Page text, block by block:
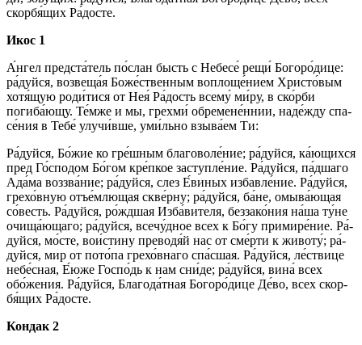
скор­бя́­щих Ра́­дос­те.
Икос 1
А́н­гел пред­ста́­тель по́с­лан бысть с Не­бе­се́ ре­щи́ Бо­го­ро́­ди­це:
ра́­дуй­ся, возвеща́я Боже́ственным воплоще́нием Хри­сто́­вым
хотя́щую роди́тися от Нея́ Ра́­дость все­му́ ми́­ру, в ско́р­би
погиба́ющу. Те́м­же и мы, грех­ми́ обремене́ннии, на­де́ж­ду спа­
се́­ния в Те­бе́ улучи́вше, уми́ль­но взы­ва́­ем Ти:
Ра́­дуй­ся, Бо́­жие ко гре́ш­ным благоволе́ние; ра́­дуй­ся, ка́ю­щих­ся
пред Го́сподом Бо́­гом кре́п­кое за­ступ­ле́­ние. Ра́­дуй­ся, па́д­ша­го
Ада́ма воззва́ние; ра́­дуй­ся, слез Е́виных из­бав­ле́­ние. Ра́­дуй­ся,
грехо́вную отъе́млющая скве́рну; ра́­дуй­ся, ба́­не, омы­ва́ю­щая
со́­весть. Ра́­дуй­ся, ро́жд­шая Изба́вителя, без­за­ко́­ния на́­ша ту́­не
очища́ющаго; ра́­дуй­ся, всечу́дное всех к Бо́­гу при­ми­ре́­ние. Ра́­
дуй­ся, мо́сте, вои́стину преводя́й нас от сме́р­ти к животу́; ра́­
дуй­ся, мир от по­то́­па грехо́внаго спа́сшая. Ра́­дуй­ся, ле́ствице
не­бе́с­ная, Е́ю­же Гос­по́дь к нам сни́­де; ра́­дуй­ся, вина́ всех
обо́жения. Ра́­дуй­ся, Бла­го­да́т­ная Бо­го­ро́­ди­це Де́­во, всех скор­
бя́­щих Ра́­дос­те.
Кондак 2